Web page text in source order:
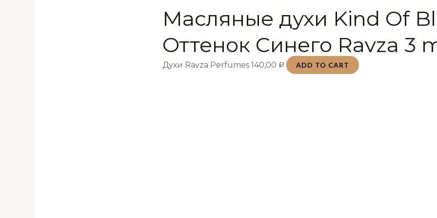
Масляные духи Kind Of
Оттенок Синего Ravza 3
Духи Ravza Perfumes140,00 Р ADD TO CART